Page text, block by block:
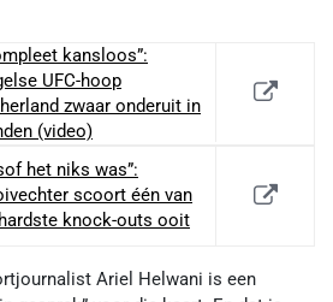
kansloos”:
UFC-hoop
zwaar onderuit in
(video)
het niks was”:
scoort één van
knock-outs ooit
Ariel Helwani is een